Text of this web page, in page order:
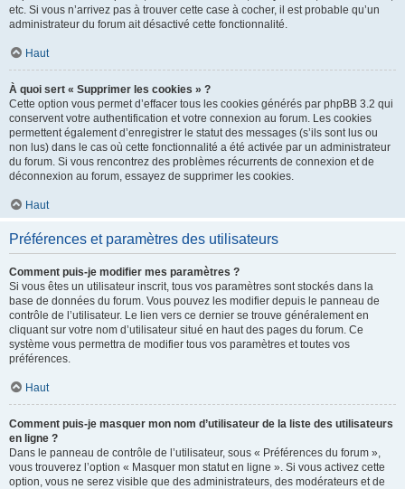
etc. Si vous n’arrivez pas à trouver cette case à cocher, il est probable qu’un
administrateur du forum ait désactivé cette fonctionnalité.
Haut
À quoi sert « Supprimer les cookies » ?
Cette option vous permet d’effacer tous les cookies générés par phpBB 3.2 qui
conservent votre authentification et votre connexion au forum. Les cookies
permettent également d’enregistrer le statut des messages (s’ils sont lus ou
non lus) dans le cas où cette fonctionnalité a été activée par un administrateur
du forum. Si vous rencontrez des problèmes récurrents de connexion et de
déconnexion au forum, essayez de supprimer les cookies.
Haut
Préférences et paramètres des utilisateurs
Comment puis-je modifier mes paramètres ?
Si vous êtes un utilisateur inscrit, tous vos paramètres sont stockés dans la
base de données du forum. Vous pouvez les modifier depuis le panneau de
contrôle de l’utilisateur. Le lien vers ce dernier se trouve généralement en
cliquant sur votre nom d’utilisateur situé en haut des pages du forum. Ce
système vous permettra de modifier tous vos paramètres et toutes vos
préférences.
Haut
Comment puis-je masquer mon nom d’utilisateur de la liste des utilisateurs
en ligne ?
Dans le panneau de contrôle de l’utilisateur, sous « Préférences du forum »,
vous trouverez l’option « Masquer mon statut en ligne ». Si vous activez cette
option, vous ne serez visible que des administrateurs, des modérateurs et de